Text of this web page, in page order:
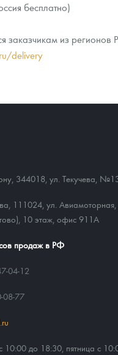
бесплатно)
заказчикам из
delivery
344018 ул. Текучева,
111024, ул. Авиамоторная,
10 этаж, офис 911А
продаж в РФ
04-12
08-77
с 10:00 до 18:30, пятница с